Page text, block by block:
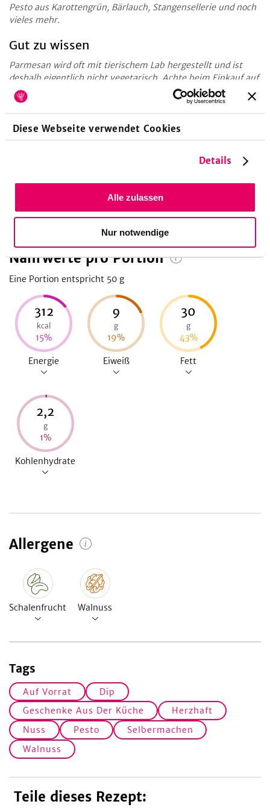
Diese Webseite verwendet Cookies
Details
Alle zulassen
Nur notwendige
Pesto aus Karottengrün, Bärlauch, Stangensellerie und noch
vieles mehr.
Gut zu wissen
Parmesan wird oft mit tierischem Lab hergestellt und ist
deshalb eigentlich nicht vegetarisch. Achte beim Einkauf auf
Parmesan, der mit mikrobiellem Lab produziert wurde! So
kannst du sicher sein, dass du auch wirklich vegetarischen
Parmesan verwendest.
Nährwerte pro Portion
Eine Portion entspricht 50 g
312
kcal
15%
Energie
9
g
19%
Eiweiß
30
g
43%
Fett
2,2
g
1%
Kohlenhydrate
Allergene
Schalenfrucht Walnuss
Tags
Auf Vorrat
Dip
Geschenke Aus Der Küche
Herzhaft
Nuss
Pesto
Selbermachen
Walnuss
Teile dieses Rezept: